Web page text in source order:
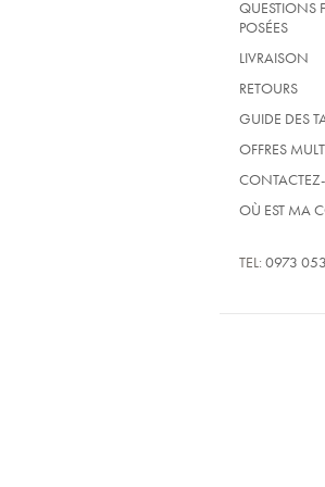
QUESTIONS
POSÉES
LIVRAISON
RETOURS
GUIDE DES
OFFRES
OÙ EST MA
TEL: 0973